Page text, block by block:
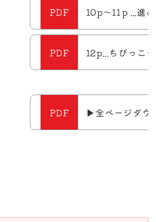
10p～11ｐ...進
12p...ちびっこ
▶全ページダウ